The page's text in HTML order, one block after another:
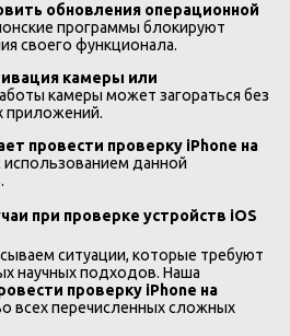
обновления операционной
программы блокируют
своего функционала.
камеры или
камеры может загораться без
приложений.
провести проверку iPhone на
использованием данной
при проверке устройств iOS
ситуации, которые требуют
научных подходов. Наша
проверку iPhone на
всех перечисленных сложных